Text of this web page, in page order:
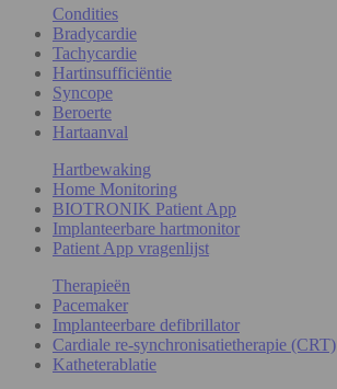
Condities
Bradycardie
Tachycardie
Hartinsufficiëntie
Syncope
Beroerte
Hartaanval
Hartbewaking
Home Monitoring
BIOTRONIK Patient App
Implanteerbare hartmonitor
Patient App vragenlijst
Therapieën
Pacemaker
Implanteerbare defibrillator
Cardiale re-synchronisatietherapie (CRT)
Katheterablatie